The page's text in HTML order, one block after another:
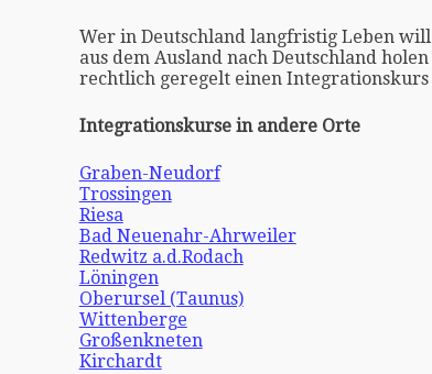
Wer in Deutschland langfristig Leben
aus dem Ausland nach Deutschland
rechtlich geregelt einen
Integrationskurse in andere Orte
Graben-Neudorf
Trossingen
Riesa
Bad Neuenahr-Ahrweiler
Redwitz a.d.Rodach
Löningen
Oberursel (Taunus)
Wittenberge
Großenkneten
Kirchardt